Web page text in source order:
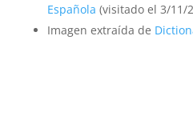
Española (visitado el 3/11/
Imagen extraída de